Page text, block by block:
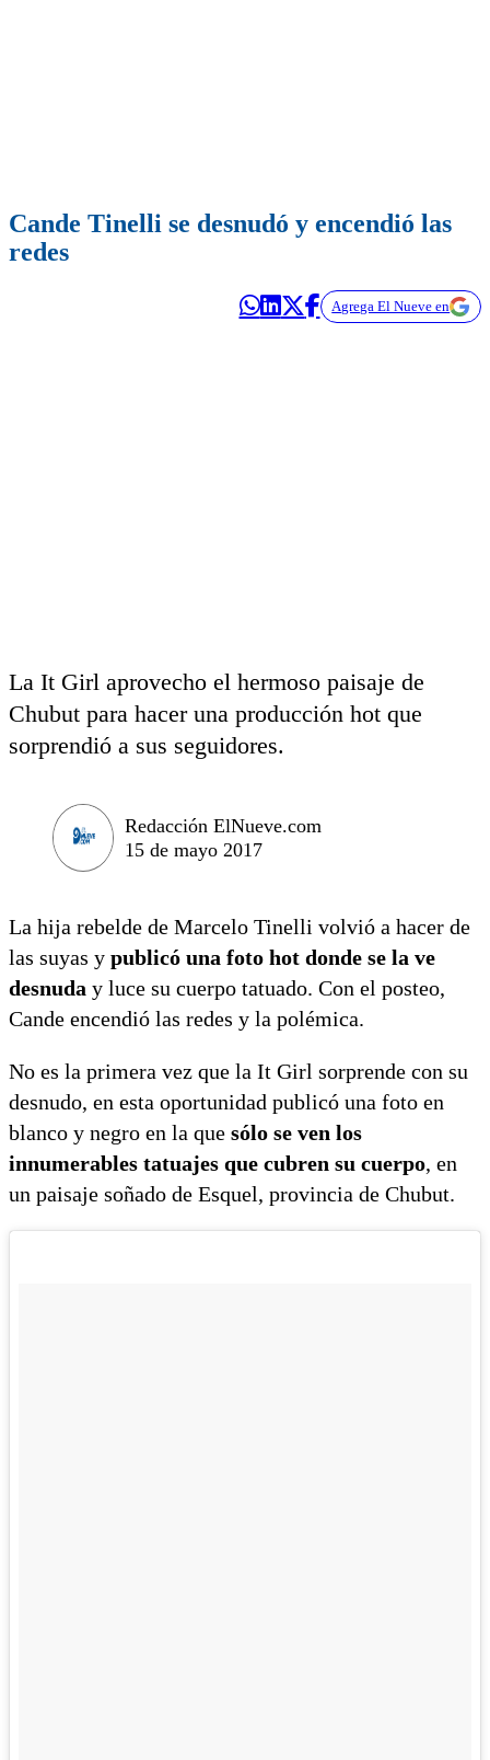
Cande Tinelli se desnudó y encendió las
redes
Agrega El Nueve en
La It Girl aprovecho el hermoso paisaje de
Chubut para hacer una producción hot que
sorprendió a sus seguidores.
Redacción ElNueve.com
15 de mayo 2017
La hija rebelde de Marcelo Tinelli volvió a hacer de
las suyas y publicó una foto hot donde se la ve
desnuda y luce su cuerpo tatuado. Con el posteo,
Cande encendió las redes y la polémica.
No es la primera vez que la It Girl sorprende con su
desnudo, en esta oportunidad publicó una foto en
blanco y negro en la que sólo se ven los
innumerables tatuajes que cubren su cuerpo, en
un paisaje soñado de Esquel, provincia de Chubut.